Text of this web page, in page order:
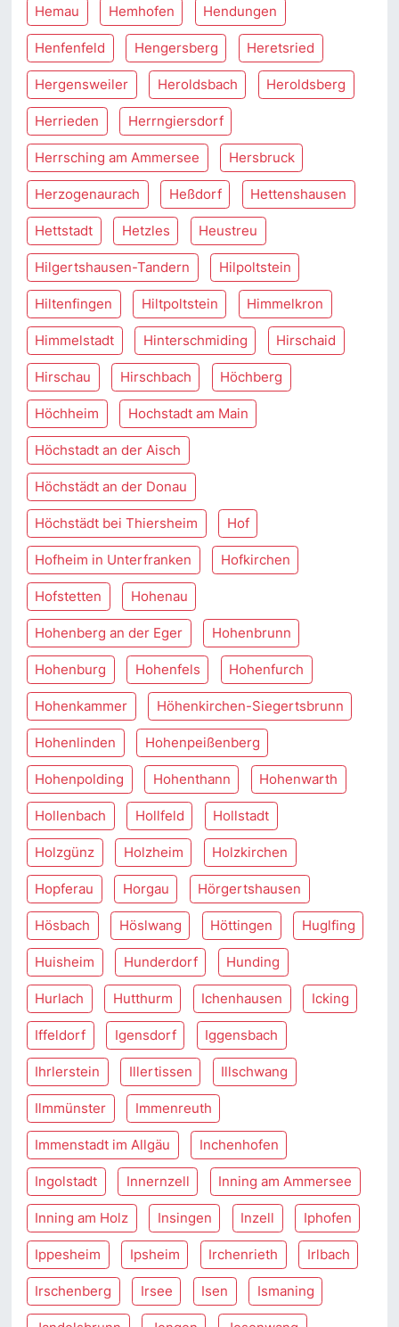
Hemau Hemhofen Hendungen
Henfenfeld Hengersberg Heretsried
Hergensweiler Heroldsbach Heroldsberg
Herrieden Herrngiersdorf
Herrsching am Ammersee Hersbruck
Herzogenaurach Heßdorf Hettenshausen
Hettstadt Hetzles Heustreu
Hilgertshausen-Tandern Hilpoltstein
Hiltenfingen Hiltpoltstein Himmelkron
Himmelstadt Hinterschmiding Hirschaid
Hirschau Hirschbach Höchberg
Höchheim Hochstadt am Main
Höchstadt an der Aisch
Höchstädt an der Donau
Höchstädt bei Thiersheim Hof
Hofheim in Unterfranken Hofkirchen
Hofstetten Hohenau
Hohenberg an der Eger Hohenbrunn
Hohenburg Hohenfels Hohenfurch
Hohenkammer Höhenkirchen-Siegertsbrunn
Hohenlinden Hohenpeißenberg
Hohenpolding Hohenthann Hohenwarth
Hollenbach Hollfeld Hollstadt
Holzgünz Holzheim Holzkirchen
Hopferau Horgau Hörgertshausen
Hösbach Höslwang Höttingen Huglfing
Huisheim Hunderdorf Hunding
Hurlach Hutthurm Ichenhausen Icking
Iffeldorf Igensdorf Iggensbach
Ihrlerstein Illertissen Illschwang
Ilmmünster Immenreuth
Immenstadt im Allgäu Inchenhofen
Ingolstadt Innernzell Inning am Ammersee
Inning am Holz Insingen Inzell Iphofen
Ippesheim Ipsheim Irchenrieth Irlbach
Irschenberg Irsee Isen Ismaning